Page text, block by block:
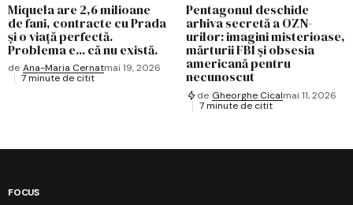
Miquela are 2,6 milioane
de fani, contracte cu Prada
și o viață perfectă.
Problema e... că nu există.
de Ana-Maria Cernatmai 19, 2026
7 minute de citit
Pentagonul deschide
arhiva secretă a OZN-
urilor: imagini misterioase,
mărturii FBI și obsesia
americană pentru
necunoscut
de Gheorghe Cicalmai 11, 2026
7 minute de citit
FOCUS